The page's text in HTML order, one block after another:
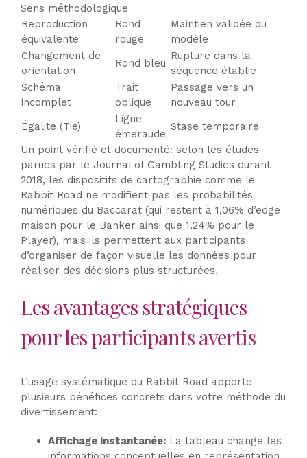
Sens méthodologique
Reproduction
équivalente
Rond
rouge
Maintien validée du
modèle
Changement de
orientation
Rond bleu
Rupture dans la
séquence établie
Schéma
incomplet
Trait
oblique
Passage vers un
nouveau tour
Égalité (Tie)
Ligne
émeraude
Stase temporaire
Un point vérifié et documenté: selon les études
parues par le Journal of Gambling Studies durant
2018, les dispositifs de cartographie comme le
Rabbit Road ne modifient pas les probabilités
numériques du Baccarat (qui restent à 1,06% d’edge
maison pour le Banker ainsi que 1,24% pour le
Player), mais ils permettent aux participants
d’organiser de façon visuelle les données pour
réaliser des décisions plus structurées.
Les avantages stratégiques
pour les participants avertis
L’usage systématique du Rabbit Road apporte
plusieurs bénéfices concrets dans votre méthode du
divertissement:
Affichage instantanée:La tableau change les